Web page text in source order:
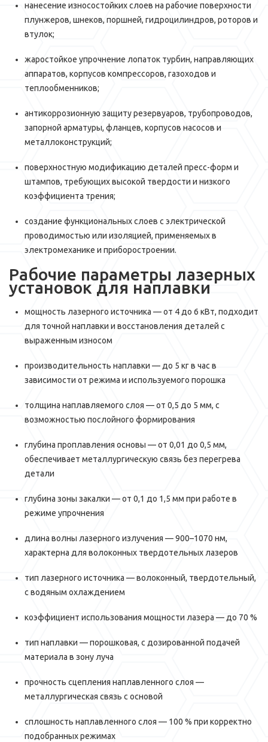
нанесение износостойких слоев на рабочие поверхности
плунжеров, шнеков, поршней, гидроцилиндров, роторов и
втулок;
жаростойкое упрочнение лопаток турбин, направляющих
аппаратов, корпусов компрессоров, газоходов и
теплообменников;
антикоррозионную защиту резервуаров, трубопроводов,
запорной арматуры, фланцев, корпусов насосов и
металлоконструкций;
поверхностную модификацию деталей пресс-форм и
штампов, требующих высокой твердости и низкого
коэффициента трения;
создание функциональных слоев с электрической
проводимостью или изоляцией, применяемых в
электромеханике и приборостроении.
Рабочие параметры лазерных
установок для наплавки
мощность лазерного источника — от 4 до 6 кВт, подходит
для точной наплавки и восстановления деталей с
выраженным износом
производительность наплавки — до 5 кг в час в
зависимости от режима и используемого порошка
толщина наплавляемого слоя — от 0,5 до 5 мм, с
возможностью послойного формирования
глубина проплавления основы — от 0,01 до 0,5 мм,
обеспечивает металлургическую связь без перегрева
детали
глубина зоны закалки — от 0,1 до 1,5 мм при работе в
режиме упрочнения
длина волны лазерного излучения — 900–1070 нм,
характерна для волоконных твердотельных лазеров
тип лазерного источника — волоконный, твердотельный,
с водяным охлаждением
коэффициент использования мощности лазера — до 70 %
тип наплавки — порошковая, с дозированной подачей
материала в зону луча
прочность сцепления наплавленного слоя —
металлургическая связь с основой
сплошность наплавленного слоя — 100 % при корректно
подобранных режимах